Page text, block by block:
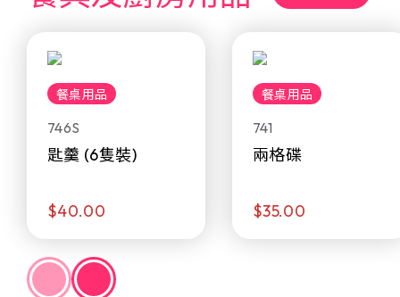
餐桌用品
746S
匙羹 (6隻裝)
$40.00
餐桌用品
741
兩格碟
$35.00